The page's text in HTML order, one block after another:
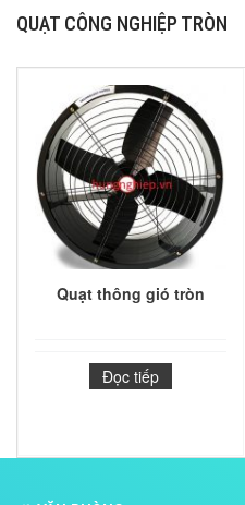
QUẠT CÔNG NGHIỆP TRÒN
Quạt thông gió tròn
Đọc tiếp